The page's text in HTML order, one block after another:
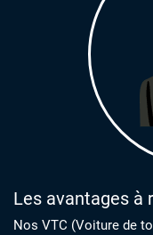
Les avantages à
Nos VTC (Voiture de